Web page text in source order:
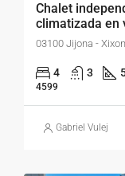
Chalet
climatizada en
03100 Jijona -
4 3
4599
Gabriel Vulej